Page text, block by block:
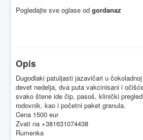
Pogledajte sve oglase od gordanaz
Opis
Dugodlaki patuljasti jazavičari u
devet nedelja, dva puta vakcinisani i
svako štene ide čip, pasoš, klinički
rodovnik, kao i početni paket granula.
Cena 1500 eur
Zvati na +381631074438
Rumenka